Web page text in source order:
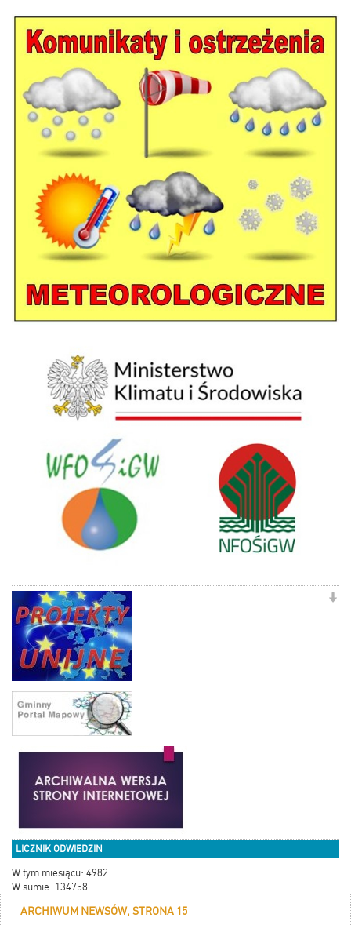
LICZNIK ODWIEDZIN
W tym miesiącu: 4982
W sumie: 134758
ARCHIWUM NEWSÓW, STRONA 15